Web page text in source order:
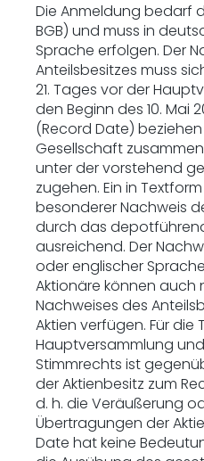
Die Anmeldung bedarf
BGB) und muss in
Sprache erfolgen. Der
Anteilsbesitzes muss
21. Tages vor der
den Beginn des 10. Mai
(Record Date)
Gesellschaft
unter der vorstehend
zugehen. Ein in
besonderer Nachweis
durch das
ausreichend. Der
oder englischer
Aktionäre können auch
Nachweises des
Aktien verfügen. Für die
Hauptversammlung
Stimmrechts ist
der Aktienbesitz zum
d. h. die Veräußerung
Übertragungen der
Date hat keine